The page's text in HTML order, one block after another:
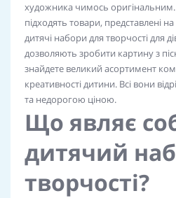
художника чимось оригінальним.
підходять товари, представлені на
дитячі набори для творчості для
дозволяють зробити картину з
знайдете великий асортимент
креативності дитини. Всі вони
та недорогою ціною.
Що являє
дитячий
творчості?